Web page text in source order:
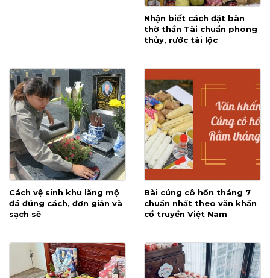
Nhận biết cách đặt bàn
thờ thần Tài chuẩn phong
thủy, rước tài lộc
Cách vệ sinh khu lăng mộ
đá đúng cách, đơn giản và
sạch sẽ
Bài cúng cô hồn tháng 7
chuẩn nhất theo văn khấn
cổ truyền Việt Nam